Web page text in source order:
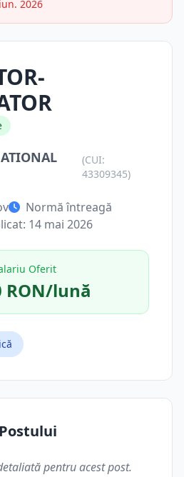
2026
(CUI:
43309345)
Normă întreagă
14 mai 2026
Oferit
RON/lună
pentru acest post.